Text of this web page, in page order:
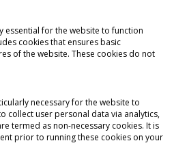
essential for the website to function
cookies that ensures basic
of the website. These cookies do not
necessary for the website to
collect user personal data via analytics,
termed as non-necessary cookies. It is
prior to running these cookies on your